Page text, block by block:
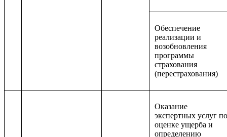
Обеспечение
реализации и
возобновления
программы
страхования
(перестрахования)
Оказание
экспертных услуг по
оценке ущерба и
определению